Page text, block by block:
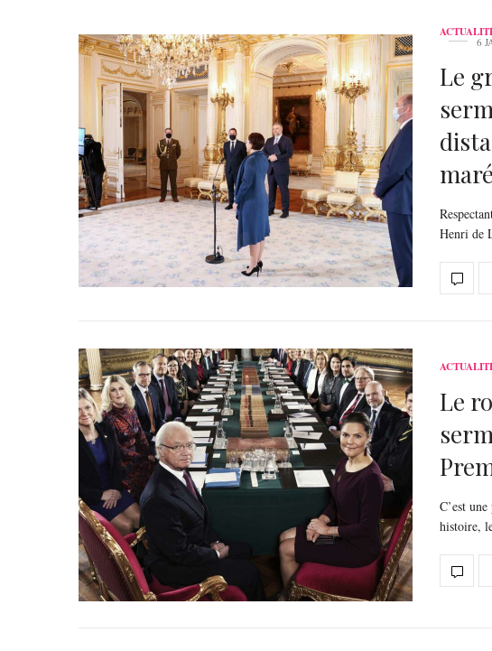
6
Le
Henri de
Le
C’est
histoire,